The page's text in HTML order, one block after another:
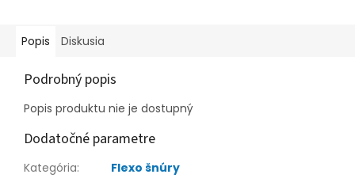
Popis Diskusia
Podrobný popis
Popis produktu nie je dostupný
Dodatočné parametre
Kategória:
Flexo šnúry